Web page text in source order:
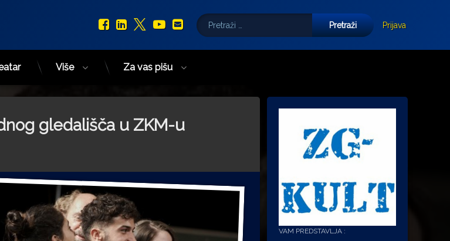
Facebook
LinkedIn
X.com
YouTube
E-mail
Pretraži:
Prijava
Više Za vas pišu
gledališča u ZKM-u
VAM PREDSTAVLJA :